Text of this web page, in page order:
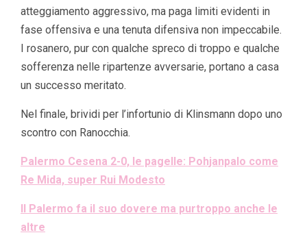
atteggiamento aggressivo, ma paga limiti evidenti in
fase offensiva e una tenuta difensiva non impeccabile.
I rosanero, pur con qualche spreco di troppo e qualche
sofferenza nelle ripartenze avversarie, portano a casa
un successo meritato.
Nel finale, brividi per l’infortunio di Klinsmann dopo uno
scontro con Ranocchia.
Palermo Cesena 2-0, le pagelle: Pohjanpalo come
Re Mida, super Rui Modesto
Il Palermo fa il suo dovere ma purtroppo anche le
altre